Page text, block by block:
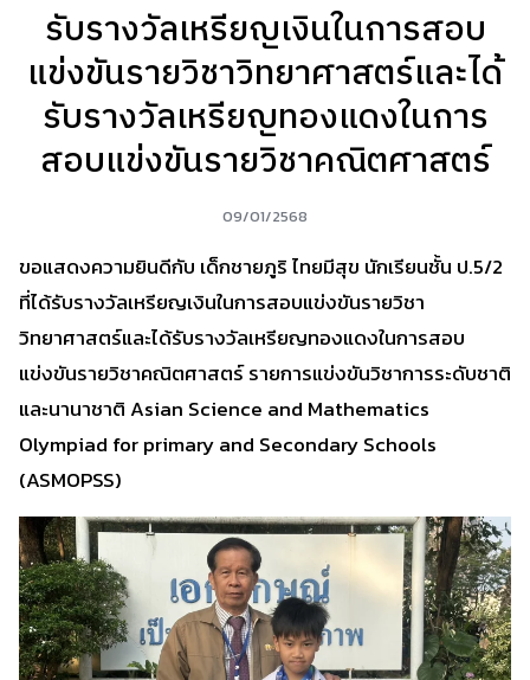
รับรางวัลเหรียญเงินในการสอบ
แข่งขันรายวิชาวิทยาศาสตร์และได้
รับรางวัลเหรียญทองแดงในการ
สอบแข่งขันรายวิชาคณิตศาสตร์
09/01/2568
ขอแสดงความยินดีกับ เด็กชายภูริ ไทยมีสุข นักเรียนชั้น ป.5/2
ที่ได้รับรางวัลเหรียญเงินในการสอบแข่งขันรายวิชา
วิทยาศาสตร์และได้รับรางวัลเหรียญทองแดงในการสอบ
แข่งขันรายวิชาคณิตศาสตร์ รายการแข่งขันวิชาการระดับชาติ
และนานาชาติ Asian Science and Mathematics
Olympiad for primary and Secondary Schools
(ASMOPSS)